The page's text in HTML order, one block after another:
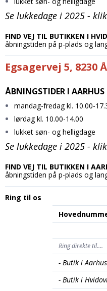
Se lukkedage i 2025 -
FIND VEJ TIL BUTIKKEN I
åbningstiden på p-plads og
Egsagervej 5, 8230
ÅBNINGSTIDER I AARHUS
mandag-fredag kl. 10.00-
lørdag kl. 10.00-14.00
lukket søn- og helligdage
Se lukkedage i 2025 -
FIND VEJ TIL BUTIKKEN I
åbningstiden på p-plads og
Ring til os
Ring direkte til....
- Butik i Aarhus
- Butik i